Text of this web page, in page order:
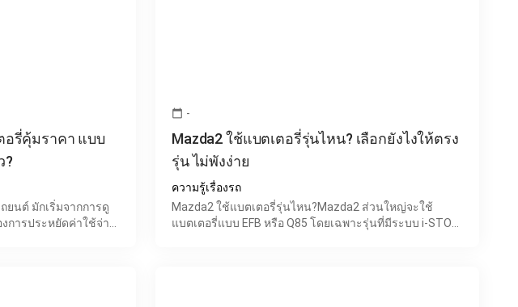
อรี่คุ้มราคา แบบ
?
ยนต์ มักเริ่มจากการดู
การประหยัดค่าใช้จ่าย
calendar_today -
Mazda2 ใช้แบตเตอรี่รุ่นไหน? เลือกยังไงให้ตรง
รุ่น ไม่พังง่าย
ความรู้เรื่องรถ
Mazda2 ใช้แบตเตอรี่รุ่นไหน?Mazda2 ส่วนใหญ่จะใช้
แบตเตอรี่แบบ EFB หรือ Q85 โดยเฉพาะรุ่นที่มีระบบ i-STOP